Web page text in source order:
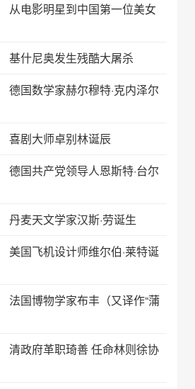
从电影明星到中国第一位美女
基什尼奥发生残酷大屠杀
德国数学家赫尔穆特·克内泽尔
喜剧大师卓别林诞辰
德国共产党领导人恩斯特·台尔
丹麦天文学家汉斯·劳诞生
美国飞机设计师维尔伯·莱特诞
法国博物学家布丰（又译作“蒲
清政府革职琦善 任命林则徐协